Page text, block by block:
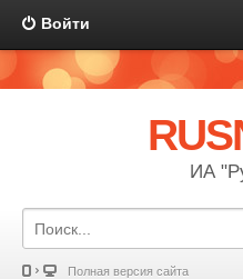
Войти
ИА
Полная версия сайта